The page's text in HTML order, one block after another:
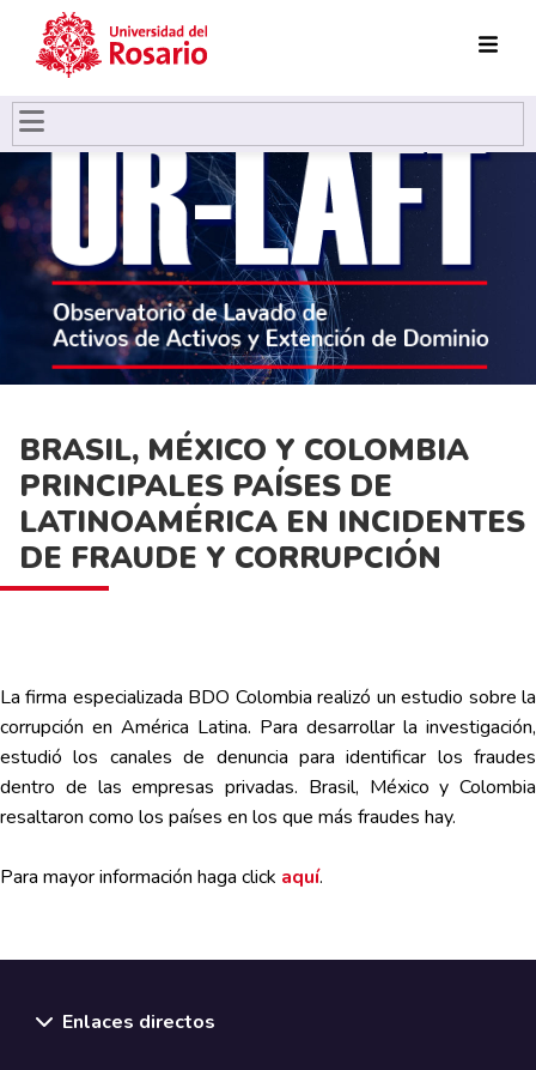
Pasar al contenido principal
BRASIL, MÉXICO Y COLOMBIA
PRINCIPALES PAÍSES DE
LATINOAMÉRICA EN INCIDENTES
DE FRAUDE Y CORRUPCIÓN
La firma especializada BDO Colombia realizó un estudio sobre la
corrupción en América Latina. Para desarrollar la investigación,
estudió los canales de denuncia para identificar los fraudes
dentro de las empresas privadas. Brasil, México y Colombia
resaltaron como los países en los que más fraudes hay.
Para mayor información haga click aquí.
Enlaces directos